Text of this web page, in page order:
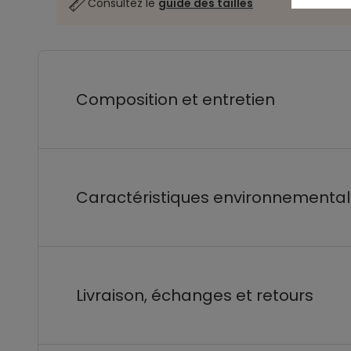
Consultez le guide des tailles
Composition et entretien
Caractéristiques
Livraison, échanges et retours